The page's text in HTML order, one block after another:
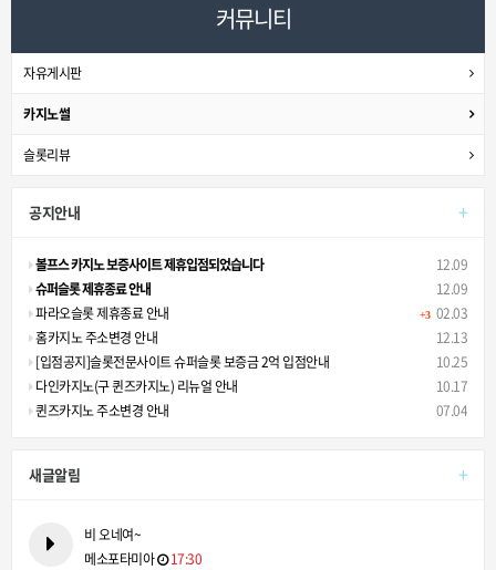
커뮤니티
자유게시판
카지노썰
슬롯리뷰
+
공지안내
12.09
볼프스 카지노 보증사이트 제휴입점되었습니다
12.09
슈퍼슬롯 제휴종료 안내
+3 02.03
파라오슬롯 제휴종료 안내
12.13
홈카지노 주소변경 안내
10.25
[입점공지]슬롯전문사이트 슈퍼슬롯 보증금 2억 입점안내
10.17
다인카지노(구 퀸즈카지노) 리뉴얼 안내
07.04
퀸즈카지노 주소변경 안내
+
새글알림
비 오네여~
메소포타미아
17:30